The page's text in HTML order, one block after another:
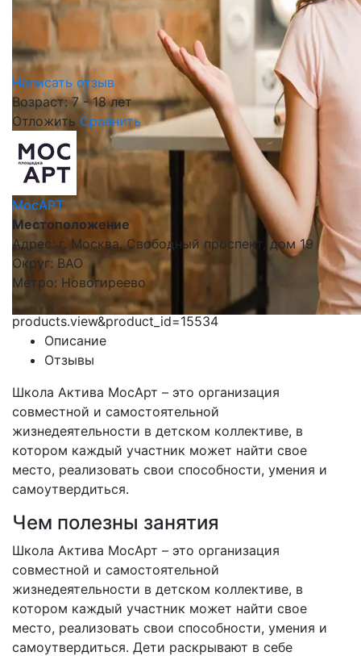
Написать отзыв
Возраст: 7 - 18 лет
Отложить Сравнить
МосАРТ
Местоположение
Адрес: г. Москва, Свободный проспект, дом 19
Округ: ВАО
Метро: Новогиреево
products.view&product_id=15534
Описание
Отзывы
Школа Актива МосАрт – это организация
совместной и самостоятельной
жизнедеятельности в детском коллективе, в
котором каждый участник может найти свое
место, реализовать свои способности, умения и
самоутвердиться.
Чем полезны занятия
Школа Актива МосАрт – это организация
совместной и самостоятельной
жизнедеятельности в детском коллективе, в
котором каждый участник может найти свое
место, реализовать свои способности, умения и
самоутвердиться. Дети раскрывают в себе